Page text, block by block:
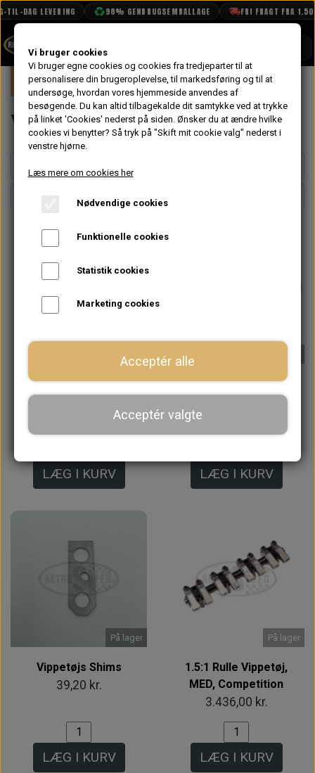
DAG LEVERING 98% GENBRUGSEMBALLAGE FRI FRAGT FRA 1.500
BOOK TID
PROJEKTER
TEKNISK DATA
VANDPOLERING
Forside Mini Motor Topstykke
Vippetøj
På lager
Stødstang,
LÆG I KURV
Varmehane, Original
LÆG I KURV
På lager
Vippetøjs Shims
39,20 kr.
LÆG I KURV
På lager
1.5:1 Rulle Vippetøj,
MED, Competition
3.436,00 kr.
LÆG I KURV
Vi bruger cookies
Vi bruger egne cookies og cookies fra tredjeparter til at
personalisere din brugeroplevelse, til markedsføring og til at
undersøge, hvordan vores hjemmeside anvendes af
besøgende. Du kan altid tilbagekalde dit samtykke ved at trykke
på linket 'Cookies' nederst på siden. Ønsker du at ændre hvilke
cookies vi benytter? Så tryk på "Skift mit cookie valg" nederst i
venstre hjørne.
Læs mere om cookies her
Nødvendige cookies
Funktionelle cookies
Statistik cookies
Marketing cookies
Acceptér alle
Acceptér valgte